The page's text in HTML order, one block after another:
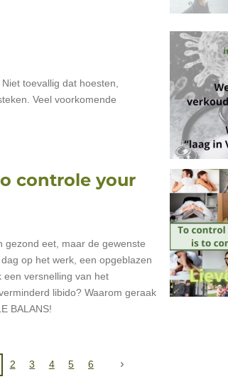
toevallig dat hoesten,
Veel voorkomende
controle your
gezond eet, maar de gewenste
op het werk, een opgeblazen
een versnelling van het
libido? Waarom geraak
BALANS!
2 3 4 5 6